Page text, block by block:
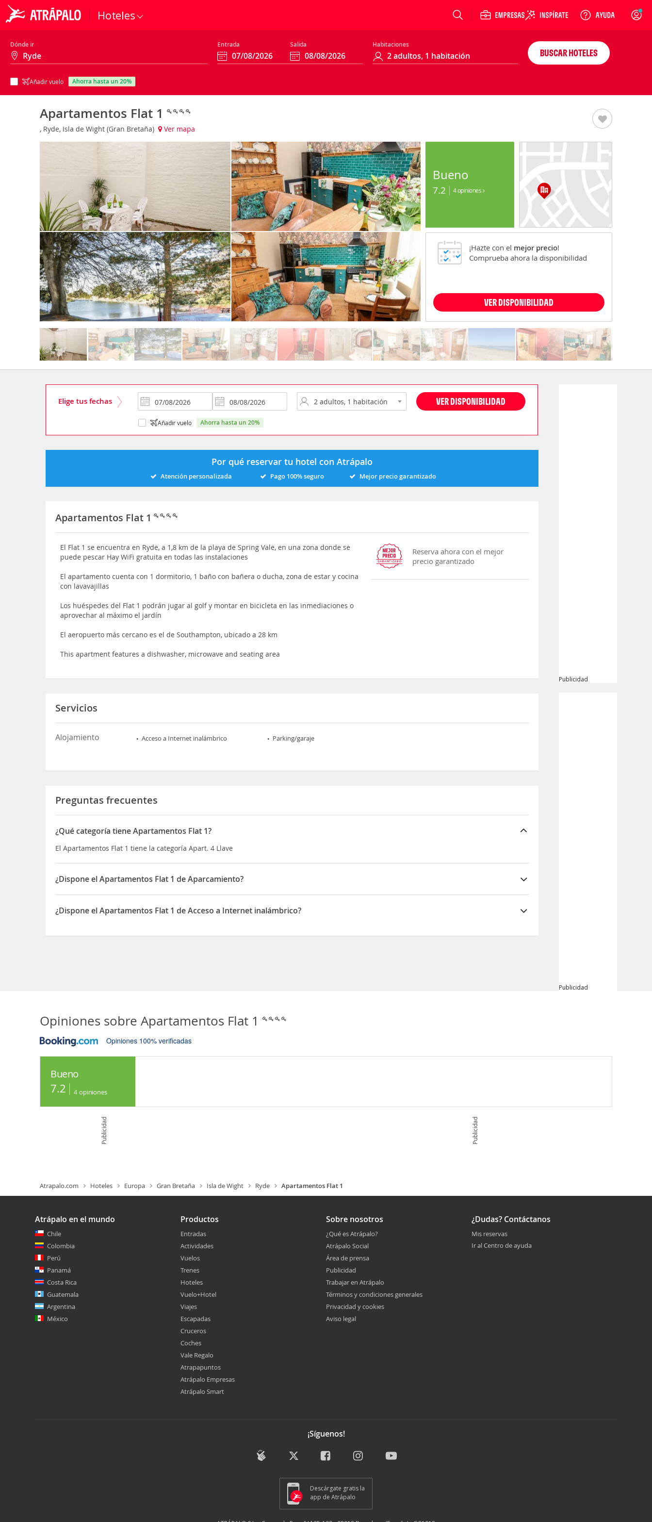
Hoteles Login
Dónde ir Entrada Salida Habitaciones
Añadir vuelo ahorra hasta un 20%
BUSCAR HOTELES
Apartamentos Flat 1
, Ryde, Isla de Wight (Gran Bretaña) Ver mapa
Bueno
7.2 4 opiniones
¡Hazte con el mejor precio!
Comprueba ahora la disponibilidad
VER DISPONIBILIDAD
Elige tus fechas VER DISPONIBILIDAD
Añadir vuelo ahorra hasta un 20%
Por qué reservar tu hotel con Atrápalo
Atención personalizada Pago 100% seguro Mejor precio garantizado
Apartamentos Flat 1
El Flat 1 se encuentra en Ryde, a 1,8 km de la playa de Spring Vale, en una zona donde se
puede pescar Hay WiFi gratuita en todas las instalaciones
El apartamento cuenta con 1 dormitorio, 1 baño con bañera o ducha, zona de estar y cocina
con lavavajillas
Los huéspedes del Flat 1 podrán jugar al golf y montar en bicicleta en las inmediaciones o
aprovechar al máximo el jardín
El aeropuerto más cercano es el de Southampton, ubicado a 28 km
This apartment features a dishwasher, microwave and seating area
Reserva ahora con el mejor
precio garantizado
Servicios
Alojamiento Acceso a Internet inalámbrico Parking/garaje
Preguntas frecuentes
¿Qué categoría tiene Apartamentos Flat 1?
El Apartamentos Flat 1 tiene la categoría Apart. 4 Llave
¿Dispone el Apartamentos Flat 1 de Aparcamiento?
Sí, el Apartamentos Flat 1 dispone de Aparcamiento
¿Dispone el Apartamentos Flat 1 de Acceso a Internet inalámbrico?
Publicidad
Publicidad
Opiniones sobre Apartamentos Flat 1
Opiniones 100% verificadas
Bueno
7.2 4 opiniones
Publicidad Publicidad
Atrapalo.com Hoteles Europa Gran Bretaña Isla de Wight Ryde Apartamentos Flat 1
Atrápalo en el mundo
Chile
Colombia
Perú
Panamá
Costa Rica
Guatemala
Argentina
México
Productos
Entradas
Actividades
Vuelos
Trenes
Hoteles
Vuelo+Hotel
Viajes
Escapadas
Cruceros
Coches
Vale Regalo
Atrapapuntos
Atrápalo Empresas
Atrápalo Smart
Sobre nosotros
¿Qué es Atrápalo?
Atrápalo Social
Área de prensa
Publicidad
Trabajar en Atrápalo
Términos y condiciones generales
Privacidad y cookies
Aviso legal
¿Dudas? Contáctanos
Mis reservas
Ir al Centro de ayuda
¡Síguenos!
Descárgate gratis la
app de Atrápalo